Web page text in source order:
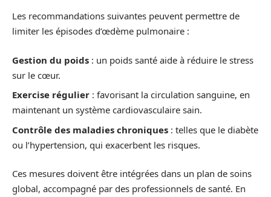
Les recommandations suivantes peuvent permettre de
limiter les épisodes d’œdème pulmonaire :
Gestion du poids : un poids santé aide à réduire le stress
sur le cœur.
Exercise régulier : favorisant la circulation sanguine, en
maintenant un système cardiovasculaire sain.
Contrôle des maladies chroniques : telles que le diabète
ou l’hypertension, qui exacerbent les risques.
Ces mesures doivent être intégrées dans un plan de soins
global, accompagné par des professionnels de santé. En